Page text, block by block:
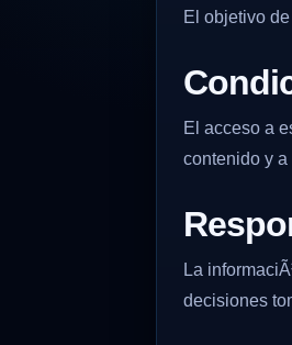
El objetivo
El acceso a
contenido y
La
decisiones